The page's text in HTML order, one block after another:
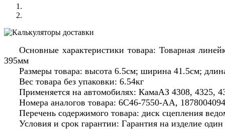
Основные характеристики товара: Товарная
395мм
Размеры товара: высота 6.5см; ширина 41.5см;
Вес товара без упаковки: 6.54кг
Применяется на автомобилях: КамаАЗ 4308, 4325,
Номера аналогов товара: 6C46-7550-AA,
Перечень содержимого товара: диск сцепления
Условия и срок гарантии: Гарантия на изделие